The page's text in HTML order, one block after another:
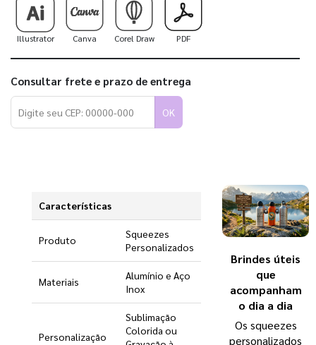
Illustrator Canva Corel Draw PDF
Consultar frete e prazo de entrega
OK
Características
Produto
Squeezes
Personalizados
Materiais
Alumínio e Aço
Inox
Personalização
Sublimação
Colorida ou
Brindes úteis
que
acompanham
o dia a dia
Os squeezes
personalizados